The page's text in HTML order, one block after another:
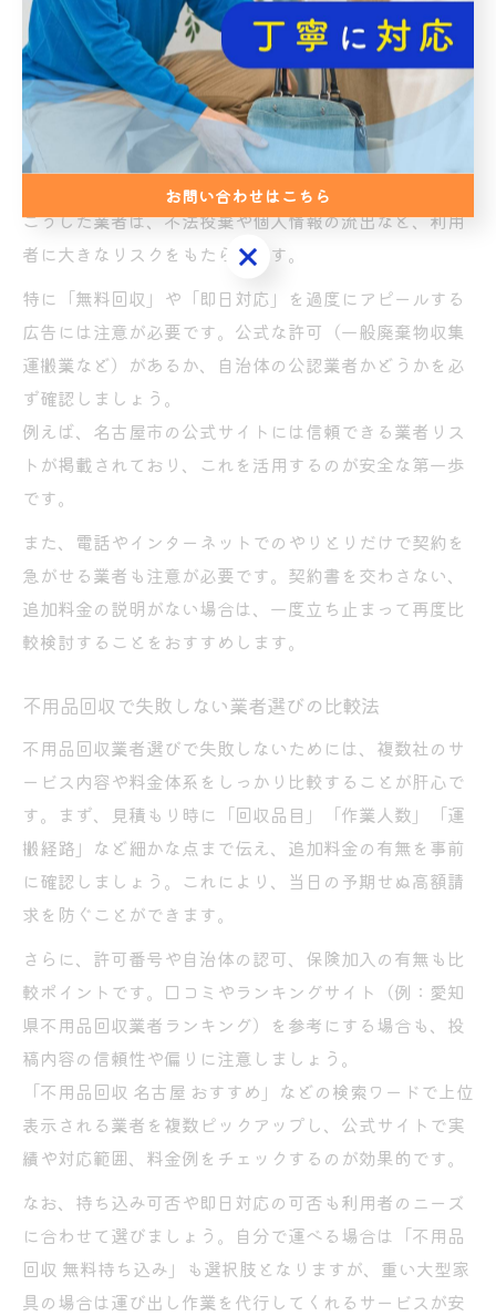
悪質な不用品回収業者の特徴と注意点
不用品回収を愛知県名古屋市で検討する際、悪質な業者
によるトラブルが後を絶ちません。代表的な特徴は、回
収料金が不明瞭で事前説明がない、許可証の提示を拒
む、極端な安値を強調し後から高額請求するなどです。
こうした業者は、不法投棄や個人情報の流出など、利用
者に大きなリスクをもたらします。
特に「無料回収」や「即日対応」を過度にアピールする
広告には注意が必要です。公式な許可（一般廃棄物収集
運搬業など）があるか、自治体の公認業者かどうかを必
ず確認しましょう。
例えば、名古屋市の公式サイトには信頼できる業者リス
トが掲載されており、これを活用するのが安全な第一歩
です。
また、電話やインターネットでのやりとりだけで契約を
急がせる業者も注意が必要です。契約書を交わさない、
追加料金の説明がない場合は、一度立ち止まって再度比
較検討することをおすすめします。
不用品回収で失敗しない業者選びの比較法
不用品回収業者選びで失敗しないためには、複数社のサ
ービス内容や料金体系をしっかり比較することが肝心で
す。まず、見積もり時に「回収品目」「作業人数」「運
搬経路」など細かな点まで伝え、追加料金の有無を事前
に確認しましょう。これにより、当日の予期せぬ高額請
求を防ぐことができます。
さらに、許可番号や自治体の認可、保険加入の有無も比
較ポイントです。口コミやランキングサイト（例：愛知
県不用品回収業者ランキング）を参考にする場合も、投
稿内容の信頼性や偏りに注意しましょう。
「不用品回収 名古屋 おすすめ」などの検索ワードで上位
表示される業者を複数ピックアップし、公式サイトで実
績や対応範囲、料金例をチェックするのが効果的です。
なお、持ち込み可否や即日対応の可否も利用者のニーズ
に合わせて選びましょう。自分で運べる場合は「不用品
回収 無料持ち込み」も選択肢となりますが、重い大型家
具の場合は運び出し作業を代行してくれるサービスが安
お問い合わせはこちら
お問い合わせはこちら